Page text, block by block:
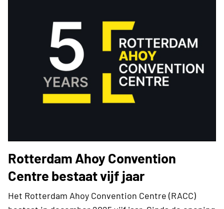
Rotterdam Ahoy Convention
Centre bestaat vijf jaar
Het Rotterdam Ahoy Convention Centre (RACC)